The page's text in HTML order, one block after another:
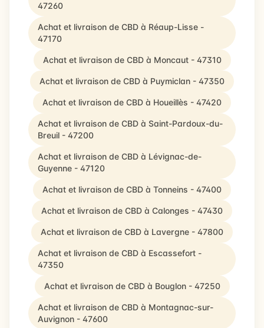
47260
Achat et livraison de CBD à Réaup-Lisse -
47170
Achat et livraison de CBD à Moncaut - 47310
Achat et livraison de CBD à Puymiclan - 47350
Achat et livraison de CBD à Houeillès - 47420
Achat et livraison de CBD à Saint-Pardoux-du-
Breuil - 47200
Achat et livraison de CBD à Lévignac-de-
Guyenne - 47120
Achat et livraison de CBD à Tonneins - 47400
Achat et livraison de CBD à Calonges - 47430
Achat et livraison de CBD à Lavergne - 47800
Achat et livraison de CBD à Escassefort -
47350
Achat et livraison de CBD à Bouglon - 47250
Achat et livraison de CBD à Montagnac-sur-
Auvignon - 47600